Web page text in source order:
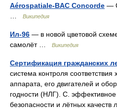
Aérospatiale-BAC Concorde —
Википедия
Ил-96 — в новой цветовой
самолёт …
Википедия
Сертификация гражданских
система контроля соответствия
аппарата, его двигателей и
годности (НЛГ). С. эффективное
безопасности и лётных качеств